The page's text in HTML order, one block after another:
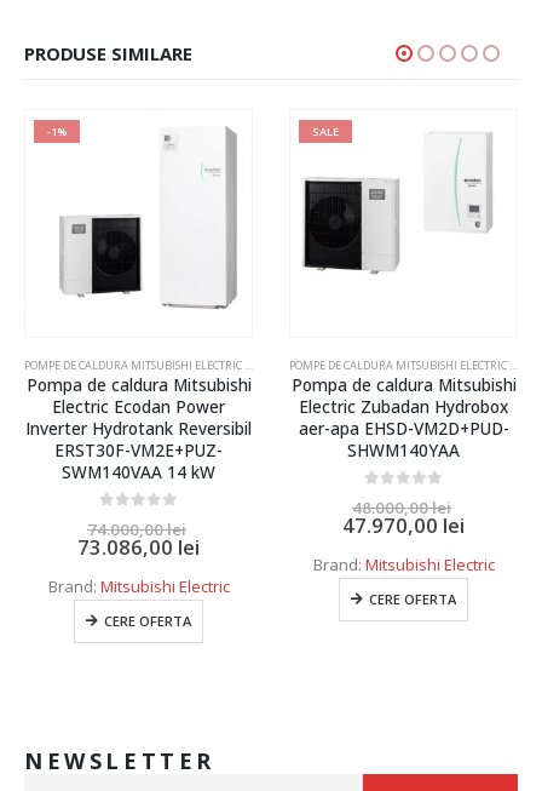
PRODUSE SIMILARE
ZUBADAN ECODAN - MODELUL SPLITAT
,POMPE DE CALDURA POWER INVERTER - MODELUL COMPACT
-1%
POMPE DE CALDURA MITSUBISHI ELECTRIC ZUBADAN ECODAN ,POMPE DE CALDURA POWER
Pompa de caldura Mitsubishi
Electric Ecodan Power
Inverter Hydrotank Reversibil
ERST30F-VM2E+PUZ-
SWM140VAA 14 kW
74.000,00lei
73.086,00 lei
Brand: Mitsubishi Electric
CERE OFERTA
SALE
POMPE DE CALDURA MITSUBISHI ELECTRIC ZUBADAN ECODAN
Pompa de caldura Mitsubishi
Electric Zubadan Hydrobox
aer-apa EHSD-VM2D+PUD-
SHWM140YAA
48.000,00lei
47.970,00 lei
Brand: Mitsubishi Electric
CERE OFERTA
NEWSLETTER